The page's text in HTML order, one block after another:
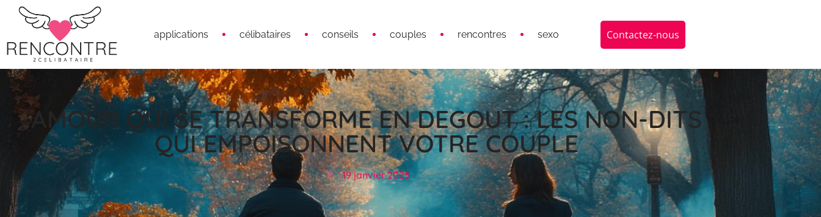
applications célibataires conseils couples rencontres sexo Contactez-nous
AMOUR QUI SE TRANSFORME EN DEGOUT : LES NON-DITS
QUI EMPOISONNENT VOTRE COUPLE
19 janvier 2025